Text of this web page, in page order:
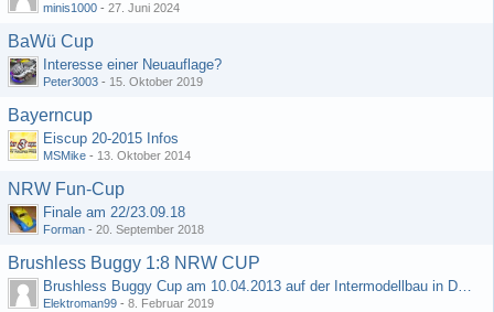
minis1000 - 27. Juni 2024
BaWü Cup
Interesse einer Neuauflage?
Peter3003 - 15. Oktober 2019
Bayerncup
Eiscup 20-2015 Infos
MSMike - 13. Oktober 2014
NRW Fun-Cup
Finale am 22/23.09.18
Forman - 20. September 2018
Brushless Buggy 1:8 NRW CUP
Brushless Buggy Cup am 10.04.2013 auf der Intermodellbau in Dortmund
Elektroman99 - 8. Februar 2019